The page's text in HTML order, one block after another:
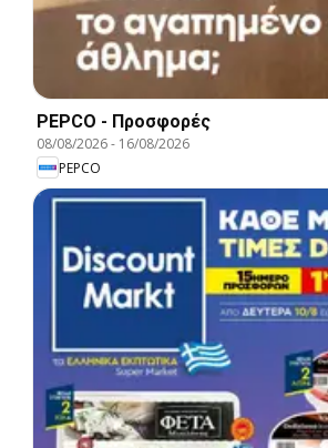
PEPCO - Προσφορές
08/08/2026- 16/08/2026
PEPCO